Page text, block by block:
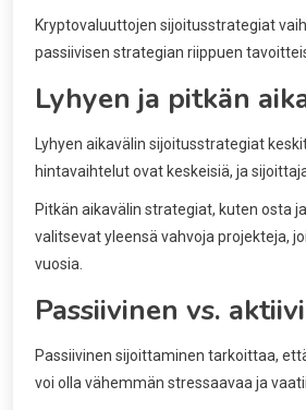
Kryptovaluuttojen sijoitusstrategiat
passiivisen strategian riippuen
Lyhyen ja pitkän
Lyhyen aikavälin sijoitusstrategiat
hintavaihtelut ovat keskeisiä, ja
Pitkän aikavälin strategiat, kuten osta
valitsevat yleensä vahvoja projekteja,
vuosia.
Passiivinen vs.
Passiivinen sijoittaminen tarkoittaa,
voi olla vähemmän stressaavaa ja